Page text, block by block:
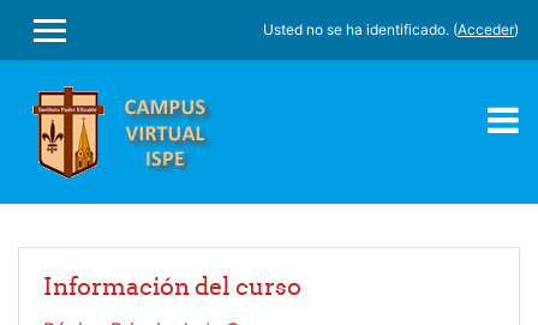
PANEL LATERAL
Usted no se ha identificado. (Acceder)
Información del curso